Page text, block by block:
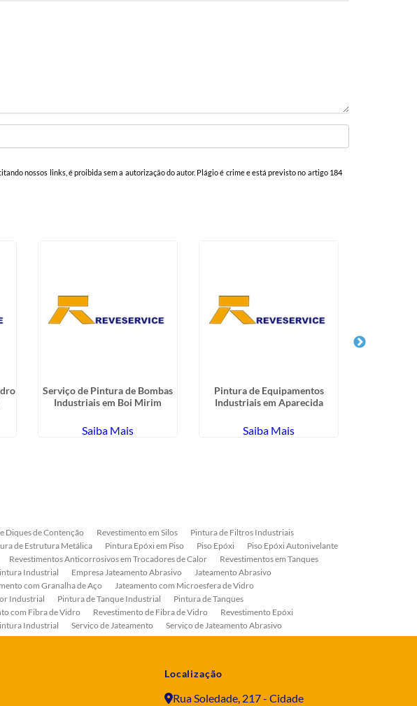
nossos links, é proibida sem a autorização do autor. Plágio é crime e está previsto no artigo 184
Serviço de Pintura de Bombas
Industriais em Boi Mirim
Saiba Mais
Pintura de Equipamentos
Industriais em Aparecida
Saiba Mais
Diques de Contenção Revestimento em Silos
Pintura de Filtros Industriais
de Estrutura Metálica Pintura Epóxi em Piso Piso Epóxi
Piso Epóxi Autonivelante
Revestimentos Anticorrosivos em Trocadores de Calor
Revestimentos em Tanques
Industrial Empresa Jateamento Abrasivo
Jateamento Abrasivo
com Granalha de Aço
Jateamento com Microesfera de Vidro
Industrial Pintura de Tanque Industrial
Pintura de Tanques
com Fibra de Vidro Revestimento de Fibra de Vidro
Revestimento Epóxi
Industrial Serviço de Jateamento
Serviço de Jateamento Abrasivo
Pintura de Tanque Industrial
Serviço de Pintura de Válvulas
Localização
Rua Soledade, 217 - Cidade